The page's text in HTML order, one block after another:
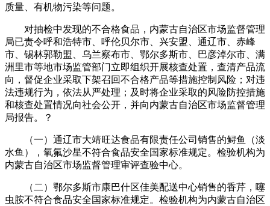
质量、有机物污染等问题。
对抽检中发现的不合格食品，内蒙古自治区市场监督管理
局已责令呼和浩特市、呼伦贝尔市、兴安盟、通辽市、赤峰
市、锡林郭勒盟、乌兰察布市、鄂尔多斯市、巴彦淖尔市、满
洲里市等地市场监管部门立即组织开展核查处置，查清产品流
向，督促企业采取下架召回不合格产品等措施控制风险；对违
法违规行为，依法从严处理；及时将企业采取的风险防控措施
和核查处置情况向社会公开，并向内蒙古自治区市场监督管理
局报告。？
（一）通辽市大靖旺达食品有限责任公司销售的鲟鱼（淡
水鱼），氧氟沙星不符合食品安全国家标准规定。检验机构为
内蒙古自治区市场监督管理审评查验中心。
（二）鄂尔多斯市康巴什区佳美配送中心销售的香芹，噻
虫胺不符合食品安全国家标准规定。检验机构为内蒙古自治区